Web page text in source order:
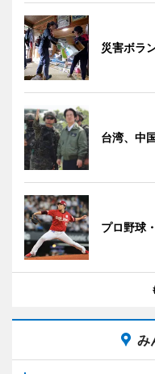
災害ボラ
台湾、中
プロ野球
み